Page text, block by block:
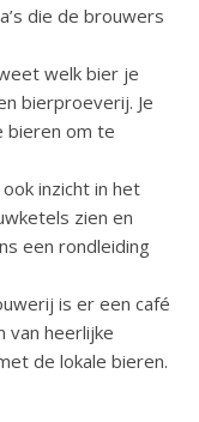
die de brouwers
welk bier je
bierproeverij. Je
bieren om te
inzicht in het
zien en
een rondleiding
is er een café
van heerlijke
de lokale bieren.